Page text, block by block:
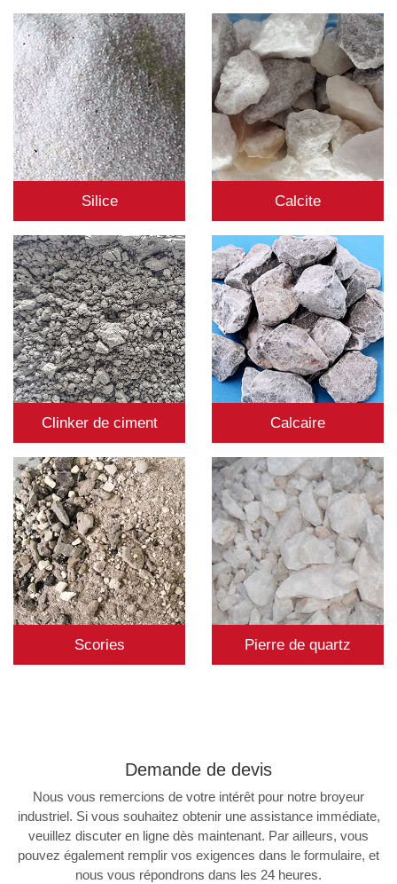
Silice Calcite
Clinker de ciment Calcaire
Scories Pierre de quartz
Demande de devis
Nous vous remercions de votre intérêt pour notre broyeur
industriel. Si vous souhaitez obtenir une assistance immédiate,
veuillez discuter en ligne dès maintenant. Par ailleurs, vous
pouvez également remplir vos exigences dans le formulaire, et
nous vous répondrons dans les 24 heures.